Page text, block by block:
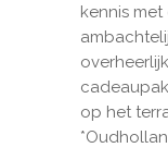
kennis
op het